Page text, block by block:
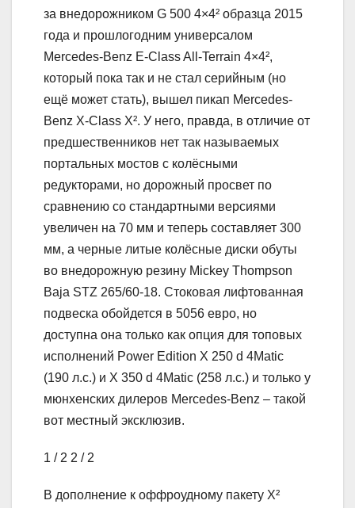
за внедорожником G 500 4×4² образца 2015
года и прошлогодним универсалом
Mercedes-Benz E-Class All-Terrain 4×4²,
который пока так и не стал серийным (но
ещё может стать), вышел пикап Mercedes-
Benz X-Class X². У него, правда, в отличие от
предшественников нет так называемых
портальных мостов с колёсными
редукторами, но дорожный просвет по
сравнению со стандартными версиями
увеличен на 70 мм и теперь составляет 300
мм, а черные литые колёсные диски обуты
во внедорожную резину Mickey Thompson
Baja STZ 265/60-18. Стоковая лифтованная
подвеска обойдется в 5056 евро, но
доступна она только как опция для топовых
исполнений Power Edition X 250 d 4Matic
(190 л.с.) и X 350 d 4Matic (258 л.с.) и только у
мюнхенских дилеров Mercedes-Benz – такой
вот местный эксклюзив.
1 / 2 2 / 2
В дополнение к оффроудному пакету X²